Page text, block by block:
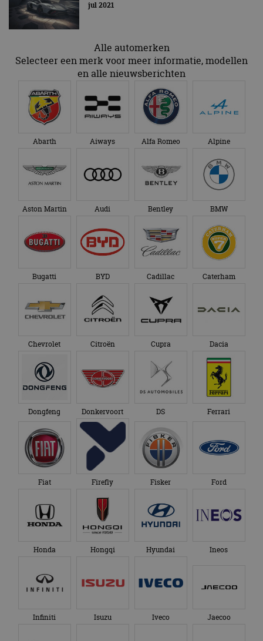
jul 2021
Alle automerken
Selecteer een merk voor meer informatie, modellen
en alle nieuwsberichten
Abarth Aiways Alfa Romeo Alpine
Aston Martin Audi Bentley BMW
Bugatti BYD Cadillac Caterham
Chevrolet Citroën Cupra Dacia
Dongfeng Donkervoort DS Ferrari
Fiat Firefly Fisker Ford
Honda Hongqi Hyundai Ineos
Infiniti Isuzu Iveco Jaecoo